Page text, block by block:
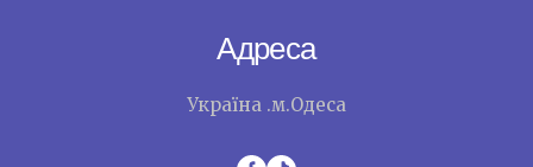
Адреса
Україна .м.Одеса